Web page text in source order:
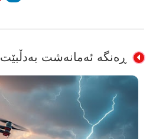
ڕەنگە ئەمانەشت بەدڵبێت